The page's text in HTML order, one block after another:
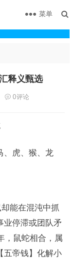
菜单
释义甄选
0评论
、虎、猴、龙
能在混沌中抓
业停滞或团队矛
，鼠蛇相合，属
五帝钱】化解小